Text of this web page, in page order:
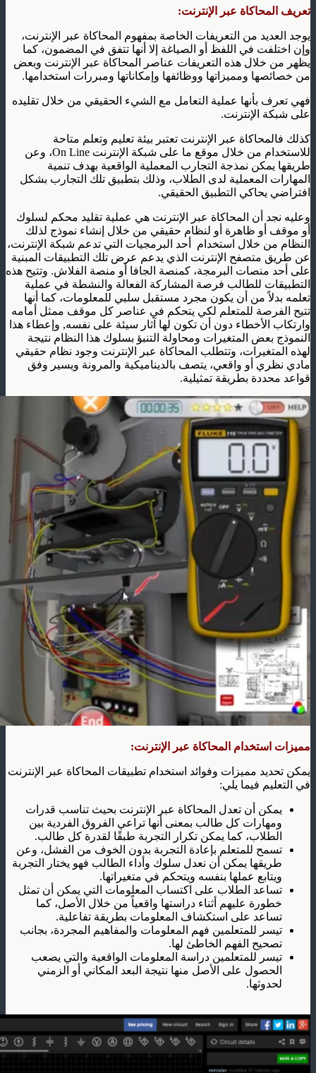
تعريف المحاكاة عبر الإنترنت:
يوجد العديد من التعريفات الخاصة بمفهوم المحاكاة عبر الإنترنت،
وإن اختلفت في اللفظ أو الصياغة إلا أنها تتفق في المضمون، كما
يظهر من خلال هذه التعريفات عناصر المحاكاة عبر الإنترنت وبعض
من خصائصها ومميزاتها ووظائفها وإمكاناتها ومبررات استخدامها.
فهي تعرف بأنها عملية التعامل مع الشيء الحقيقي من خلال تقليده
على شبكة الإنترنت.
كذلك فالمحاكاة عبر الإنترنت تعتبر بيئة تعليم وتعلم متاحة
للاستخدام من خلال موقع ما على شبكة الإنترنت On Line، وعن
طريقها يمكن نمذجة التجارب المعملية الواقعية بهدف تنمية
المهارات المعملية لدى الطلاب، وذلك بتطبيق تلك التجارب بشكل
افتراضي يحاكي التطبيق الحقيقي.
وعليه نجد أن المحاكاة عبر الإنترنت هي عملية تقليد محكم لسلوك
أو موقف أو ظاهرة أو لنظام حقيقي من خلال إنشاء نموذج لذلك
النظام من خلال استخدام أحد البرمجيات التي تدعم شبكة الإنترنت،
عن طريق متصفح الإنترنت الذي يدعم عرض تلك التطبيقات المبنية
على أحد منصات البرمجة، كمنصة الجافا أو منصة الفلاش. وتتيح هذه
التطبيقات للطالب فرصة المشاركة الفعالة والنشطة في عملية
تعلمه بدلاً من أن يكون مجرد مستقبل سلبي للمعلومات، كما أنها
تتيح الفرصة للمتعلم لكي يتحكم في عناصر كل موقف ممثل أمامه
وارتكاب الأخطاء دون أن تكون لها آثار سيئة على نفسه, وإعطاء هذا
النموذج بعض المتغيرات ومحاولة التنبؤ بسلوك هذا النظام نتيجة
لهذه المتغيرات، وتتطلب المحاكاة عبر الإنترنت وجود نظام حقيقي
مادي نظري أو واقعي، يتصف بالديناميكية والمرونة ويسير وفق
قواعد محددة بطريقة تمثيلية.
مميزات استخدام المحاكاة عبر الإنترنت:
يمكن تحديد مميزات وفوائد استخدام تطبيقات المحاكاة عبر الإنترنت
في التعليم فيما يلي:
يمكن أن تعدل المحاكاة عبر الإنترنت بحيث تناسب قدرات
ومهارات كل طالب بمعنى أنها تراعي الفروق الفردية بين
الطلاب، كما يمكن تكرار التجربة طبقًا لقدرة كل طالب.
تسمح للمتعلم بإعادة التجربة بدون الخوف من الفشل، وعن
طريقها يمكن أن نعدل سلوك وأداء الطالب فهو يختار التجربة
ويتابع عملها بنفسه ويتحكم في متغيراتها.
تساعد الطلاب على اكتساب المعلومات التي يمكن أن تمثل
خطورة عليهم أثناء دراستها واقعياً من خلال الأصل، كما
تساعد على استكشاف المعلومات بطريقة تفاعلية.
تيسر للمتعلمين فهم المعلومات والمفاهيم المجردة، بجانب
تصحيح الفهم الخاطئ لها.
تيسر للمتعلمين دراسة المعلومات الواقعية والتي يصعب
الحصول على الأصل منها نتيجة البعد المكاني أو الزمني
لحدوثها.